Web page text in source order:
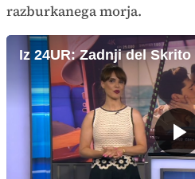
razburkanega morja.
Iz 24UR: Zadnji del Skrito